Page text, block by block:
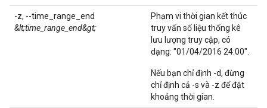
-z, --time_range_end
&lt;time_range_end&gt;
Phạm vi thời gian kết thúc
truy vấn số liệu thống kê
lưu lượng truy cập, có
dạng: "01/04/2016 24:00".
Nếu bạn chỉ định -d, đừng
chỉ định cả -s và -z để đặt
khoảng thời gian.